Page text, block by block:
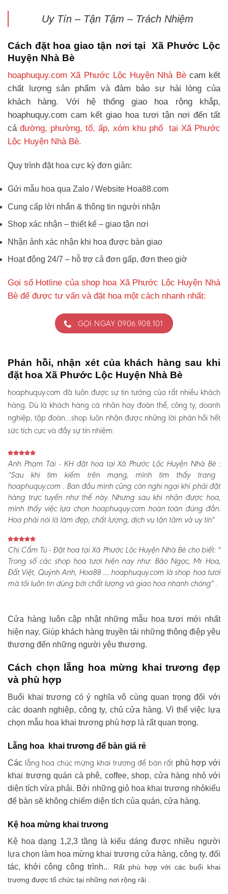
Uy Tín – Tận Tậm – Trách Nhiệm
Cách đặt hoa giao tận nơi tại Xã Phước Lộc
Huyện Nhà Bè
hoaphuquy.com Xã Phước Lộc Huyện Nhà Bècam kết
chất lượng sản phẩm và đảm bảo sự hài lòng của
khách hàng. Với hệ thống giao hoa rộng khắp,
hoaphuquy.com cam kết giao hoa tươi tận nơi đến tất
cả đường, phường, tổ, ấp, xóm khu phố tại Xã Phước
Lộc Huyện Nhà Bè.
Quy trình đặt hoa cực kỳ đơn giản:
Gửi mẫu hoa qua Zalo / Website Hoa88.com
Cung cấp lời nhắn & thông tin người nhận
Shop xác nhận – thiết kế – giao tận nơi
Nhận ảnh xác nhận khi hoa được bàn giao
Hoạt động 24/7 – hỗ trợ cả đơn gấp, đơn theo giờ
Gọi số Hotline của shop hoa Xã Phước Lộc Huyện Nhà
Bè để được tư vấn và đặt hoa một cách nhanh nhất:
GỌI NGAY 0906.908.101
Phản hồi, nhận xét của khách hàng sau khi
đặt hoa Xã Phước Lộc Huyện Nhà Bè
hoaphuquy.com đã luôn được sự tin tưởng của rất nhiều khách
hàng. Dù là khách hàng cá nhân hay đoàn thể, công ty, doanh
nghiệp, tập đoàn…shop luôn nhận được những lời phản hồi hết
sức tích cực và đầy sự tín nhiệm:
Anh Phạm Tài - KH đặt hoa tại Xã Phước Lộc Huyện Nhà Bè :
“Sau khi tìm kiếm trên mạng, mình tìm thấy trang
hoaphuquy.com . Ban đầu mình cũng còn nghi ngại khi phải đặt
hàng trực tuyến như thế này. Nhưng sau khi nhận được hoa,
mình thấy việc lựa chọn hoaphuquy.com hoàn toàn đúng đắn.
Hoa phải nói là làm đẹp, chất lượng, dịch vụ tận tâm và uy tín"
Chị Cẩm Tú - Đặt hoa tại Xã Phước Lộc Huyện Nhà Bè cho biết:“
Trong số các shop hoa tươi hiện nay như: Bảo Ngọc, Mr Hoa,
Đất Việt, Quỳnh Anh, Hoa88 .... hoaphuquy.com là shop hoa tươi
mà tôi luôn tin dùng bởi chất lượng và giao hoa nhanh chóng" .
Cửa hàng luôn cập nhật những mẫu hoa tươi mới nhất
hiện nay. Giúp khách hàng truyền tải những thông điệp yêu
thương đến những người yêu thương.
Cách chọn lẵng hoa mừng khai trương đẹp
và phù hợp
Buổi khai trương có ý nghĩa vô cùng quan trọng đối với
các doanh nghiệp, công ty, chủ cửa hàng. Vì thế việc lựa
chọn mẫu hoa khai trương phù hợp là rất quan trọng.
Lẵng hoa khai trương để bàn giá rẻ
Các lẵng hoa chúc mừng khai trương để bàn rất phù hợp với
khai trương quán cà phê, coffee, shop, cửa hàng nhỏ với
diện tích vừa phải. Bởi những giỏ hoa khai trương nhỏkiểu
để bàn sẽ không chiếm diện tích của quán, cửa hàng.
Kệ hoa mừng khai trương
Kệ hoa dạng 1,2,3 tầng là kiểu dáng được nhiều người
lựa chọn làm hoa mừng khai trương cửa hàng, công ty, đối
tác, khởi công công trình.. . Rất phù hợp với các buổi khai
trương được tổ chức tại những nơi rộng rãi .